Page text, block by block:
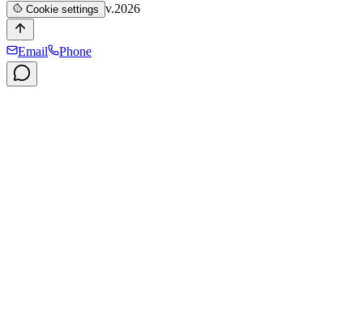
Cookie settings v.2026
Email Phone